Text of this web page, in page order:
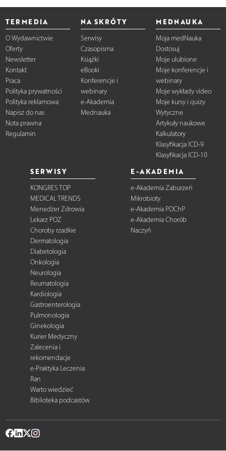
TERMEDIA
O Wydawnictwie
Oferty
Newsletter
Kontakt
Praca
Polityka prywatności
Polityka reklamowa
Napisz do nas
Nota prawna
Regulamin
NA SKRÓTY
Serwisy
Czasopisma
Książki
eBooki
Konferencje i
webinary
e-Akademia
Mednauka
MEDNAUKA
Moja medNauka
Dostosuj
Moje ulubione
Moje konferencje i
webinary
Moje wykłady video
Moje kursy i quizy
Wytyczne
Artykuły naukowe
Kalkulatory
Klasyfikacja ICD-9
Klasyfikacja ICD-10
SERWISY
KONGRES TOP
MEDICAL TRENDS
Menedżer Zdrowia
Lekarz POZ
Choroby rzadkie
Dermatologia
Diabetologia
Onkologia
Neurologia
Reumatologia
Kardiologia
Gastroenterologia
Pulmonologia
Ginekologia
Kurier Medyczny
Zalecenia i
rekomendacje
e-Praktyka Leczenia
Ran
Warto wiedzieć
Biblioteka podcastów
E-AKADEMIA
e-Akademia Zaburzeń
Mikrobioty
e-Akademia POChP
e-Akademia Chorób
Naczyń